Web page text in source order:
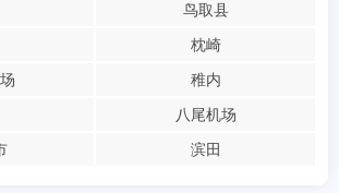
鸟取县
枕崎
稚内
八尾机场
滨田